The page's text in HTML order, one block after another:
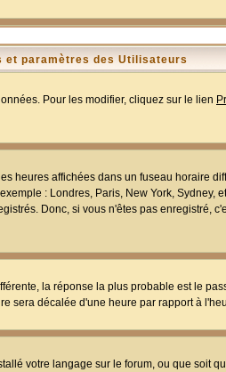
et paramètres des Utilisateurs
Pour les modifier, cliquez sur le lien
heures affichées dans un fuseau horaire
: Londres, Paris, New York, Sydney,
Donc, si vous n'êtes pas enregistré,
la réponse la plus probable est le
sera décalée d'une heure par rapport à
votre langage sur le forum, ou que soit